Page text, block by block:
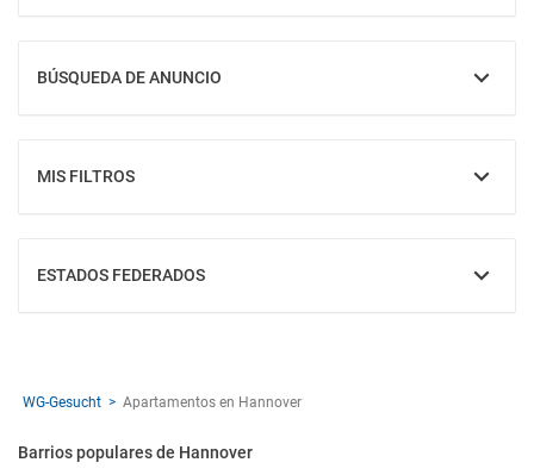
BÚSQUEDA DE ANUNCIO
MOSTRAR
MIS FILTROS
MOSTRAR
ESTADOS FEDERADOS
MOSTRAR
WG-Gesucht Apartamentos en Hannover
Barrios populares de Hannover